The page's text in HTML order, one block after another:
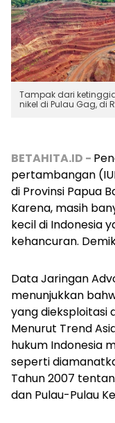
Tampak dari
nikel di Pulau Gag, di
BETAHITA.ID -
pertambangan
di Provinsi Papua
Karena, masih
kecil di Indonesia
kehancuran.
Data Jaringan
menunjukkan
yang dieksploitasi
Menurut Trend
hukum Indonesia
seperti
Tahun 2007
dan Pulau-Pulau